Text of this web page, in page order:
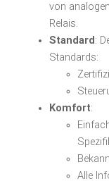
von
Relais.
Standard :
Standards:
Komfort:
Alle